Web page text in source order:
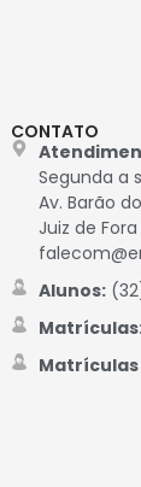
CONTATO
Segunda a
Av. Barão
Juiz de
Alunos: